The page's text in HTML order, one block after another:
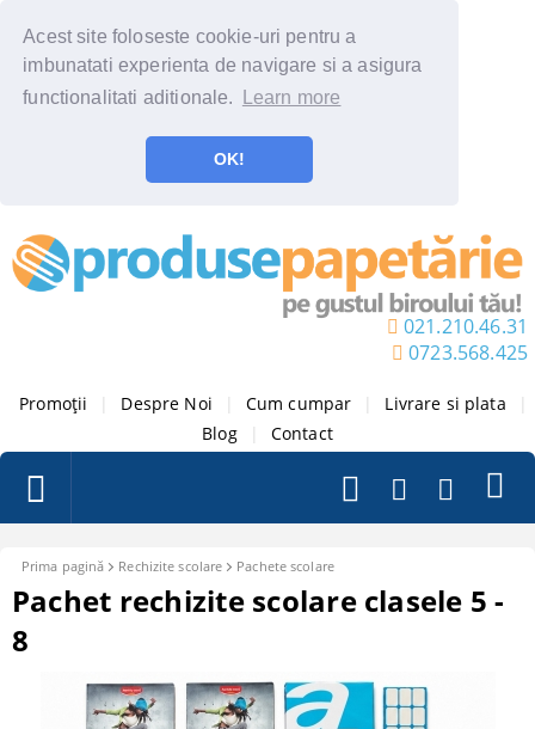
Acest site foloseste cookie-uri pentru a
imbunatati experienta de navigare si a asigura
functionalitati aditionale.
Learn more
OK!
021.210.46.31
0723.568.425
Promoții Despre Noi Cum cumpar Livrare si plata
Blog
Contact
Prima pagină Rechizite scolare Pachete scolare
Pachet rechizite scolare clasele 5 -
8